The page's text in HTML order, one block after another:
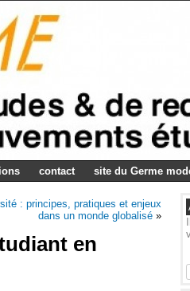
contact site du Germe
: principes, pratiques et enjeux
dans un monde globalisé »
en